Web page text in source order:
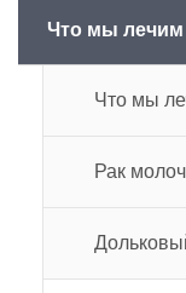
Что мы лечим
Что мы
Рак